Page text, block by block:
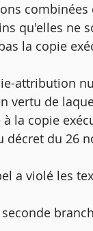
qu'elles ne
la copie
attribution
vertu de
la copie
du 26
a violé les